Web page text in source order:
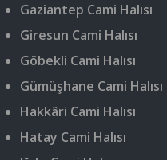
Gaziantep Cami Halısı
Giresun Cami Halısı
Göbekli Cami Halısı
Gümüşhane Cami Halısı
Hakkâri Cami Halısı
Hatay Cami Halısı